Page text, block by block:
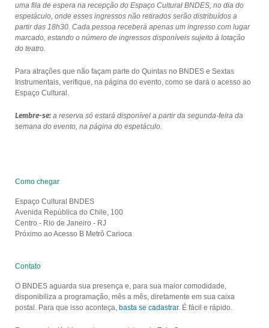
uma fila de espera na recepção do Espaço Cultural BNDES, no dia do
espetáculo, onde esses ingressos não retirados serão distribuídos a
partir das 18h30. Cada pessoa receberá apenas um ingresso com lugar
marcado, estando o número de ingressos disponíveis sujeito à lotação
do teatro.
Para atrações que não façam parte do Quintas no BNDES e Sextas
Instrumentais, verifique, na página do evento, como se dará o acesso ao
Espaço Cultural.
Lembre-se:a reserva só estará disponível a partir da segunda-feira da
semana do evento, na página do espetáculo.
Como chegar
Espaço Cultural BNDES
Avenida República do Chile, 100
Centro - Rio de Janeiro - RJ
Próximo ao Acesso B Metrô Carioca
Contato
O BNDES aguarda sua presença e, para sua maior comodidade,
disponibiliza a programação, mês a mês, diretamente em sua caixa
postal. Para que isso aconteça, basta se cadastrar. É fácil e rápido.